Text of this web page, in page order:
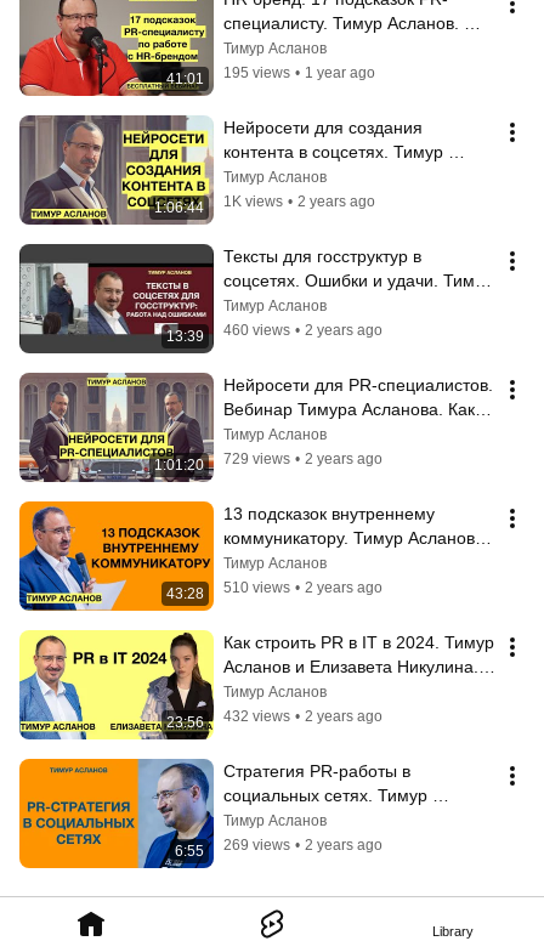
Library
41:01
специалисту. Тимур Асланов.
Запись вебинара
Тимур Асланов
195 views • 1 year ago
1:06:44
Нейросети для создания
контента в соцсетях. Тимур
Асланов. Вебинар с обзором
ключевых инструментов
Тимур Асланов
1K views • 2 years ago
13:39
Тексты для госструктур в
соцсетях. Ошибки и удачи. Тимур
Асланов. Разбор текстов
госструктур
Тимур Асланов
460 views • 2 years ago
1:01:20
Нейросети для PR-специалистов.
Вебинар Тимура Асланова. Как
использовать нейросети в PR-
работе
Тимур Асланов
729 views • 2 years ago
43:28
13 подсказок внутреннему
коммуникатору. Тимур Асланов.
Вебинар по
внутрикорпоративному PR
Тимур Асланов
510 views • 2 years ago
23:56
Как строить PR в IT в 2024. Тимур
Асланов и Елизавета Никулина.
Инструменты PR в айти-отрасли
Тимур Асланов
432 views • 2 years ago
6:55
Стратегия PR-работы в
социальных сетях. Тимур
Асланов. Фрагмент выступления
на конференции SMFest
Тимур Асланов
269 views • 2 years ago